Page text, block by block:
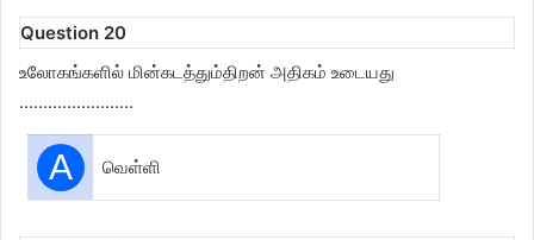
Question 20
உலோகங்களில் மின்கடத்தும்திறன் அதிகம் உடையது
……………………
A வெள்ளி